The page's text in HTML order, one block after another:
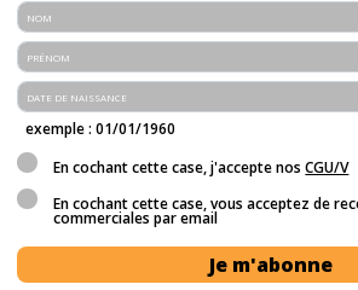
exemple : 01/01/1960
En cochant cette case, j'accepte nosCGU/V
En cochant cette case, vous acceptez de
commerciales par email
Je m'abonne